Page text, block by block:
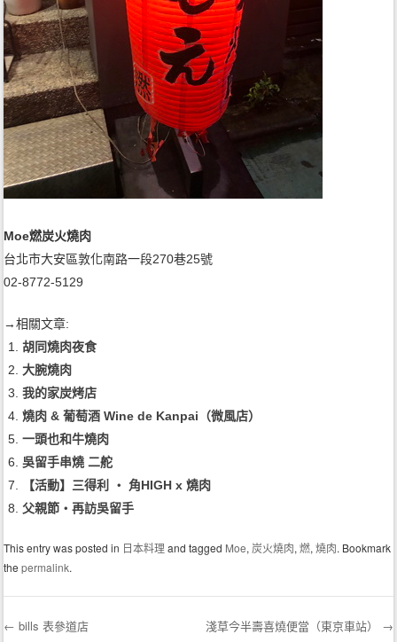
Moe燃炭火燒肉
台北市大安區敦化南路一段270巷25號
02-8772-5129
→相關文章:
胡同燒肉夜食
大腕燒肉
我的家炭烤店
燒肉 & 葡萄酒 Wine de Kanpai（微風店）
一頭也和牛燒肉
吳留手串燒 二舵
【活動】三得利 ‧ 角HIGH x 燒肉
父親節‧再訪吳留手
This entry was posted in 日本料理and tagged Moe, 炭火燒肉,燃,燒肉. Bookmark
thepermalink.
← bills 表參道店 淺草今半壽喜燒便當（東京車站） →